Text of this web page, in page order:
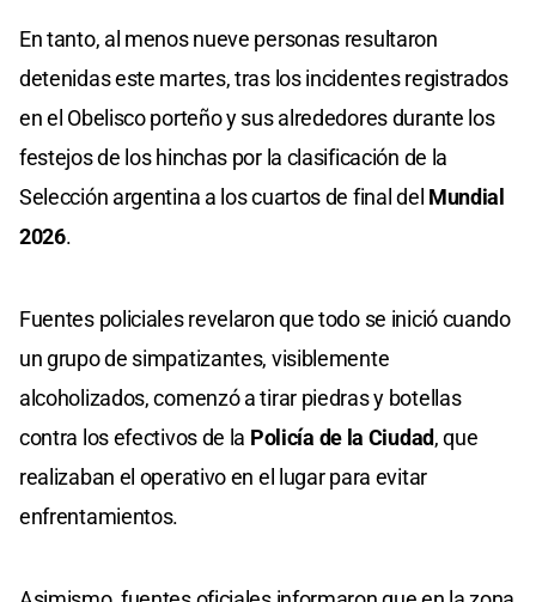
En tanto, al menos nueve personas resultaron
detenidas este martes, tras los incidentes registrados
en el Obelisco porteño y sus alrededores durante los
festejos de los hinchas por la clasificación de la
Selección argentina a los cuartos de final del Mundial
2026.
Fuentes policiales revelaron que todo se inició cuando
un grupo de simpatizantes, visiblemente
alcoholizados, comenzó a tirar piedras y botellas
contra los efectivos de la Policía de la Ciudad, que
realizaban el operativo en el lugar para evitar
enfrentamientos.